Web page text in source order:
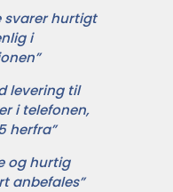
svarer hurtigt
i
levering til
i telefonen,
herfra”
og hurtig
anbefales”